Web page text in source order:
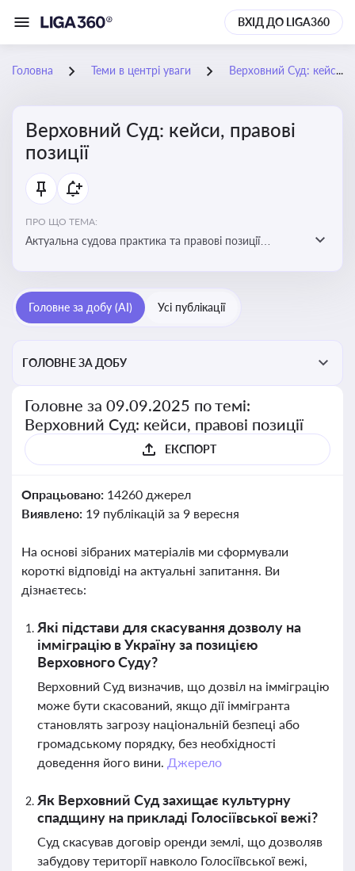
ВХІД ДО LIGA360
Головна Теми в центрі уваги Верховний Суд: кейси, правові позиції
Верховний Суд: кейси, правові
позиції
ПРО ЩО ТЕМА:
Актуальна судова практика та правові позиції
Головне за добу (AI) Усі публікації
ГОЛОВНЕ ЗА ДОБУ
Головне за 09.09.2025 по темі:
Верховний Суд: кейси, правові позиції
ЕКСПОРТ
Опрацьовано: 14260 джерел
Виявлено: 19 публікацій за 9 вересня
На основі зібраних матеріалів ми сформували
короткі відповіді на актуальні запитання. Ви
дізнаєтесь:
Які підстави для скасування дозволу на
імміграцію в Україну за позицією
Верховного Суду?
Верховний Суд визначив, що дозвіл на імміграцію
може бути скасований, якщо дії іммігранта
становлять загрозу національній безпеці або
громадському порядку, без необхідності
доведення його вини. Джерело
Як Верховний Суд захищає культурну
спадщину на прикладі Голосіївської вежі?
Суд скасував договір оренди землі, що дозволяв
забудову території навколо Голосіївської вежі,